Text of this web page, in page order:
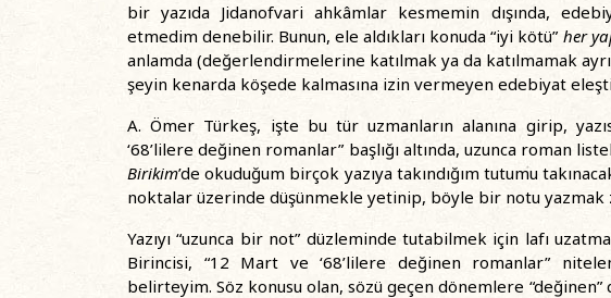
bir yazıda Jidanofvari ahkâmlar kesmemin dışında,
etmedim denebilir. Bunun, ele aldıkları konuda “iyi kötü” her
anlamda (değerlendirmelerine katılmak ya da katılmamak
şeyin kenarda köşede kalmasına izin vermeyen edebiyat
A. Ömer Türkeş, işte bu tür uzmanların alanına girip,
‘68’lilere değinen romanlar” başlığı altında, uzunca roman
Birikim’de okuduğum birçok yazıya takındığım tutumu
noktalar üzerinde düşünmekle yetinip, böyle bir notu yazmak
Yazıyı “uzunca bir not” düzleminde tutabilmek için lafı
Birincisi, “12 Mart ve ‘68’lilere değinen romanlar”
belirteyim. Söz konusu olan, sözü geçen dönemlere “değinen”